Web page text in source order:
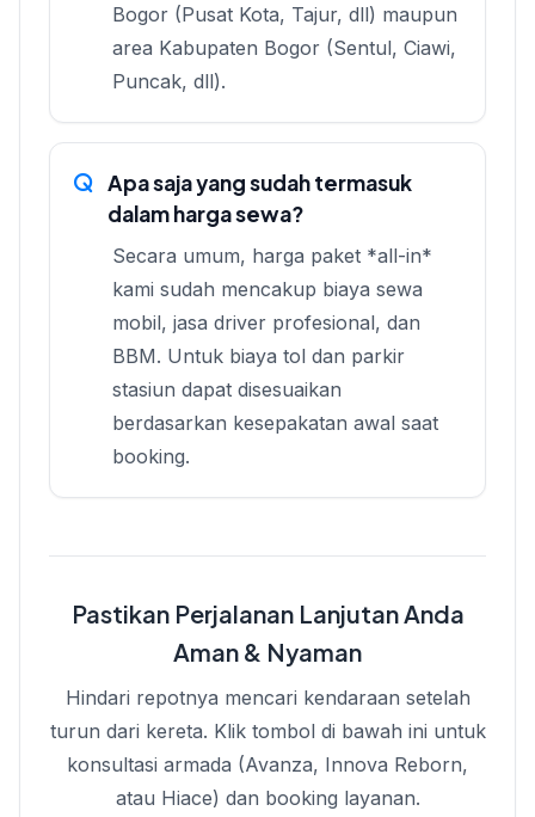
Bogor (Pusat Kota, Tajur, dll) maupun
area Kabupaten Bogor (Sentul, Ciawi,
Puncak, dll).
Apa saja yang sudah termasuk
dalam harga sewa?
Secara umum, harga paket *all-in*
kami sudah mencakup biaya sewa
mobil, jasa driver profesional, dan
BBM. Untuk biaya tol dan parkir
stasiun dapat disesuaikan
berdasarkan kesepakatan awal saat
booking.
Pastikan Perjalanan Lanjutan Anda
Aman & Nyaman
Hindari repotnya mencari kendaraan setelah
turun dari kereta. Klik tombol di bawah ini untuk
konsultasi armada (Avanza, Innova Reborn,
atau Hiace) dan booking layanan.